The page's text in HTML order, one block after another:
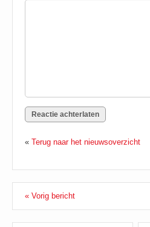
« Terug naar het nieuwsoverzicht
« Vorig bericht